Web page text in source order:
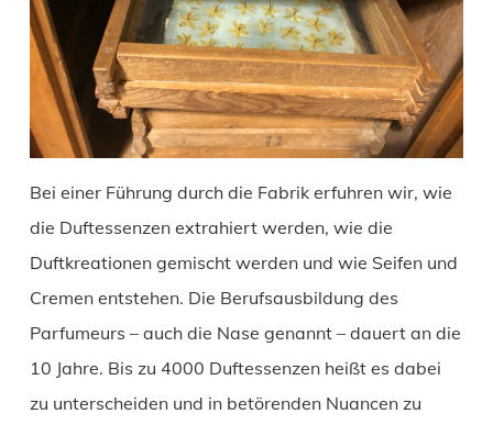
Bei einer Führung durch die Fabrik erfuhren wir, wie
die Duftessenzen extrahiert werden, wie die
Duftkreationen gemischt werden und wie Seifen und
Cremen entstehen. Die Berufsausbildung des
Parfumeurs – auch die Nase genannt – dauert an die
10 Jahre. Bis zu 4000 Duftessenzen heißt es dabei
zu unterscheiden und in betörenden Nuancen zu